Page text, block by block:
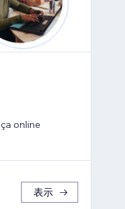
online
表示